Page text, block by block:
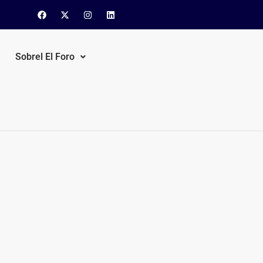
Sobrel El Foro